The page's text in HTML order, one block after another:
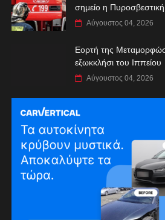
σημείο η Πυροσβεστική
Αύγουστος 04, 2026
Εορτή της
εξωκκλήσι του Ιππείου
Αύγουστος 04, 2026